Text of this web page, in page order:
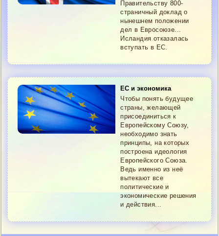
Правительству 800-
страничный доклад о
нынешнем положении
дел в Евросоюзе...
Исландия отказалась
вступать в ЕС.
ЕС и экономика
Чтобы понять будущее
страны, желающей
присоединиться к
Европейскому Союзу,
необходимо знать
принципы, на которых
построена идеология
Европейского Союза.
Ведь именно из неё
вытекают все
политические и
экономические решения
и действия...